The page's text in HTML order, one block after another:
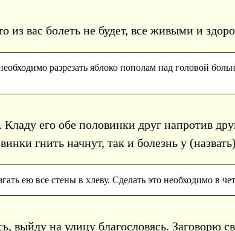
из вас болеть не будет, все живыми и
разрезать яблоко пополам над головой
его обе половинки друг напротив
гнить начнут, так и болезнь у
ею все стены в хлеву. Сделать это необходимо в
выйду на улицу благословясь. Заговорю